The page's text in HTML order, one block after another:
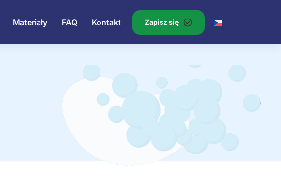
Materiały FAQ Kontakt Zapisz się